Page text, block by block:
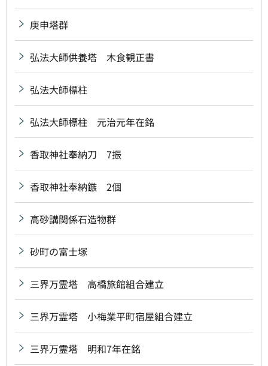
庚申塔群
弘法大師供養塔 木食観正書
弘法大師標柱
弘法大師標柱 元治元年在銘
香取神社奉納刀 7振
香取神社奉納鏃 2個
高砂講関係石造物群
砂町の富士塚
三界万霊塔 高橋旅館組合建立
三界万霊塔 小梅業平町宿屋組合建立
三界万霊塔 明和7年在銘